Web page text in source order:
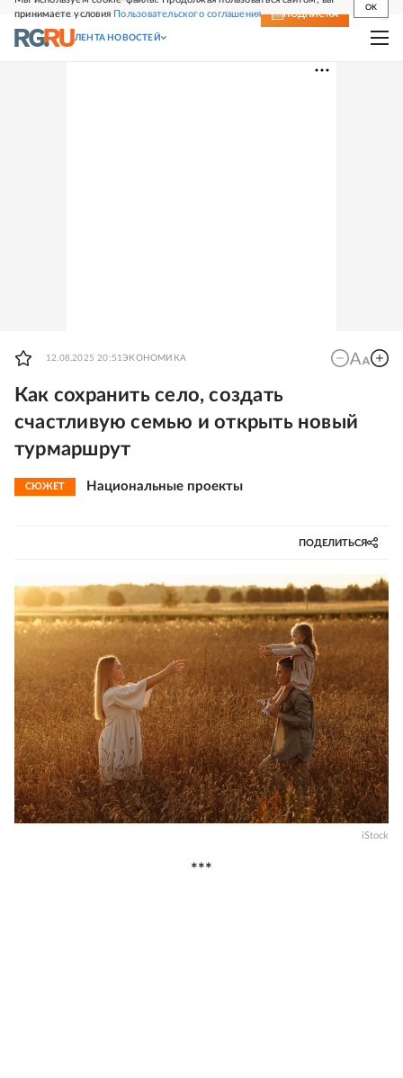
принимаете условия Пользовательского соглашения
OK
СВЕЖИЙ НОМЕР ПОДПИСКА
ЛЕНТА НОВОСТЕЙ
12.08.2025 20:51ЭКОНОМИКА
Как сохранить село, создать
счастливую семью и открыть новый
турмаршрут
СЮЖЕТ Национальные проекты
ПОДЕЛИТЬСЯ
iStock
***